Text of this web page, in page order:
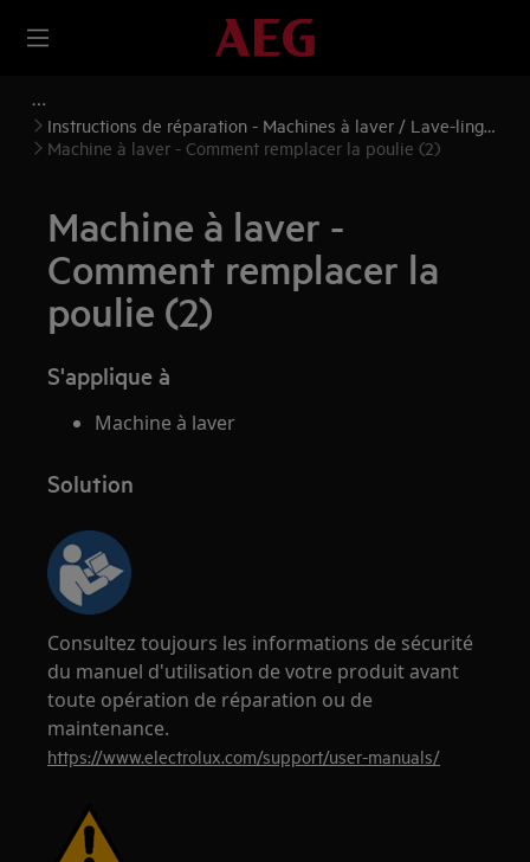
Instructions de réparation - Machines à laver / Lave-linge
séchants
Machine à laver - Comment remplacer la poulie (2)
Machine à laver -
Comment remplacer la
poulie (2)
S'applique à
Machine à laver
Solution
Consultez toujours les informations de sécurité
du manuel d'utilisation de votre produit avant
toute opération de réparation ou de
maintenance.
https://www.electrolux.com/support/user-manuals/